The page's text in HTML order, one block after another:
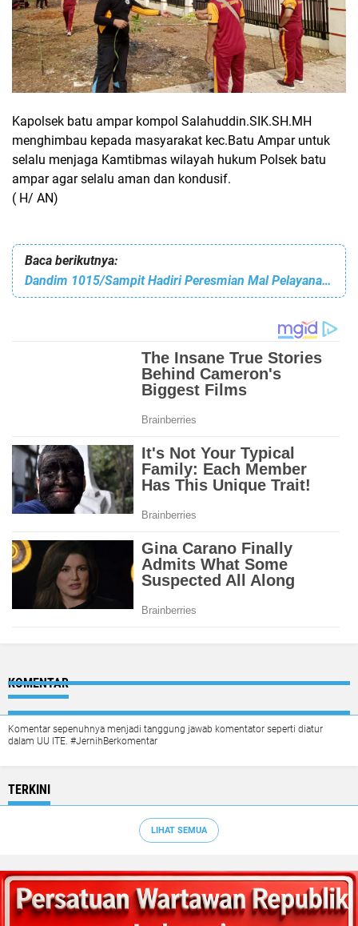
Kapolsek batu ampar kompol Salahuddin.SIK.SH.MH
menghimbau kepada masyarakat kec.Batu Ampar untuk
selalu menjaga Kamtibmas wilayah hukum Polsek batu
ampar agar selalu aman dan kondusif.
( H/ AN)
Baca berikutnya:
Dandim 1015/Sampit Hadiri Peresmian Mal Pelayanan Publik dan Rama Tamah Hari Jadi Ke 70 Kab. Kotim
KOMENTAR
Komentar sepenuhnya menjadi tanggung jawab komentator seperti diatur
dalam UU ITE. #JernihBerkomentar
TERKINI
LIHAT SEMUA